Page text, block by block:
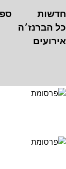
חדשות
כל הברנז׳ה
אירועים